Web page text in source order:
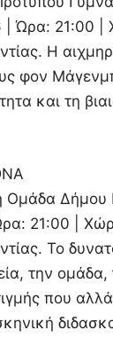
| Ώρα: 21:00 |
Η
φον
και τη
Ομάδα Δήμου
21:00 |
Το
την ομάδα,
που